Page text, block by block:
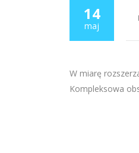
14
maj
W miarę
Kompleksowa